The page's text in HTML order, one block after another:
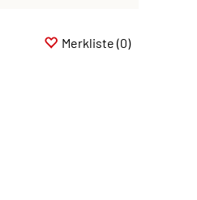
Merkliste (0)